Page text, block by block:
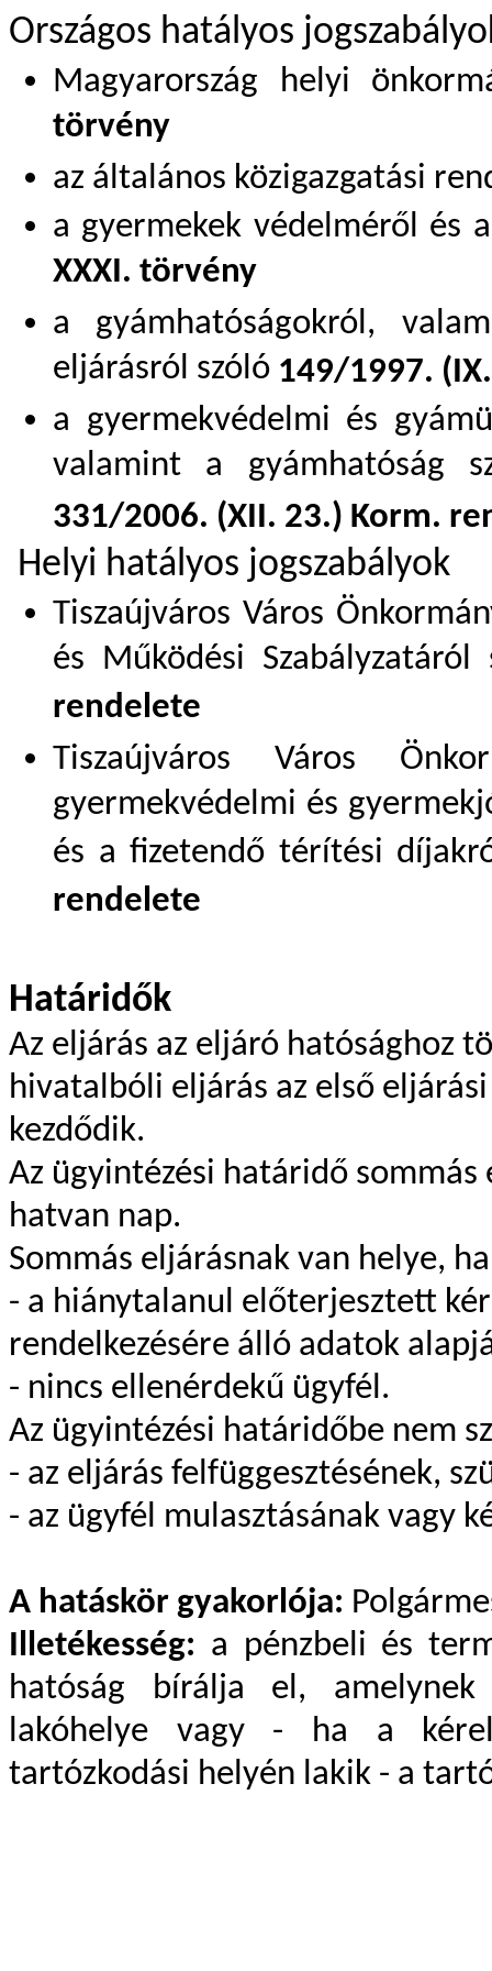
Országos hatályos
Magyarország helyi
törvény
az általános közigazgatási
a gyermekek védelméről és
XXXI. törvény
a gyámhatóságokról,
eljárásról szóló 149/1997.
a gyermekvédelmi és
valamint a gyámhatóság
331/2006. (XII. 23.) Korm.
Helyi hatályos jogszabályok
Tiszaújváros Város
és Működési
rendelete
Tiszaújváros Város
gyermekvédelmi és
és a fizetendő térítési
rendelete
Határidők
Az eljárás az eljáró hatósághoz
hivatalbóli eljárás az első
kezdődik.
Az ügyintézési határidő
hatvan nap.
Sommás eljárásnak van helye, ha
- a hiánytalanul előterjesztett
rendelkezésére álló adatok
- nincs ellenérdekű ügyfél.
Az ügyintézési határidőbe nem
- az eljárás felfüggesztésének,
- az ügyfél mulasztásának vagy
A hatáskör gyakorlója:
Illetékesség: a pénzbeli és
hatóság bírálja el,
lakóhelye vagy - ha a
tartózkodási helyén lakik - a